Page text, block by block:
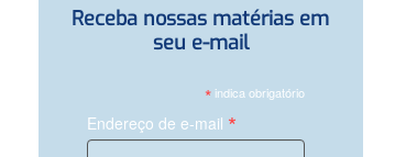
Receba nossas matérias em
seu e-mail
* indica obrigatório
Endereço de e-mail *